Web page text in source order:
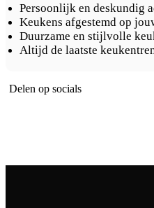
Persoonlijk en deskundig
Keukens afgestemd op
Duurzame en stijlvolle
Altijd de laatste
Delen op socials